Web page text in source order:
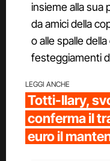
insieme alla sua
da amici della
o alle spalle
festeggiamenti
LEGGI ANCHE
Totti-Ilary,
conferma il
euro il